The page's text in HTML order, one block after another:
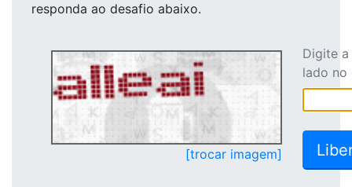
responda ao desafio abaixo.
[trocar imagem]
Digite
lado no